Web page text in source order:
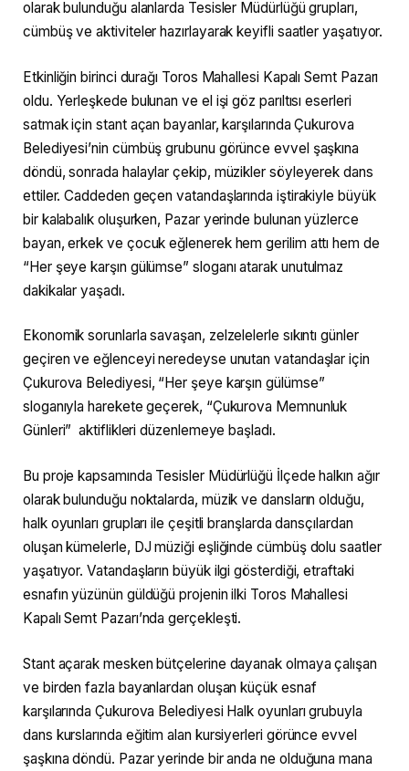
olarak bulunduğu alanlarda Tesisler Müdürlüğü grupları,
cümbüş ve aktiviteler hazırlayarak keyifli saatler yaşatıyor.
Etkinliğin birinci durağı Toros Mahallesi Kapalı Semt Pazarı
oldu. Yerleşkede bulunan ve el işi göz parıltısı eserleri
satmak için stant açan bayanlar, karşılarında Çukurova
Belediyesi’nin cümbüş grubunu görünce evvel şaşkına
döndü, sonrada halaylar çekip, müzikler söyleyerek dans
ettiler. Caddeden geçen vatandaşlarında iştirakiyle büyük
bir kalabalık oluşurken, Pazar yerinde bulunan yüzlerce
bayan, erkek ve çocuk eğlenerek hem gerilim attı hem de
“Her şeye karşın gülümse” sloganı atarak unutulmaz
dakikalar yaşadı.
Ekonomik sorunlarla savaşan, zelzelelerle sıkıntı günler
geçiren ve eğlenceyi neredeyse unutan vatandaşlar için
Çukurova Belediyesi, “Her şeye karşın gülümse”
sloganıyla harekete geçerek, “Çukurova Memnunluk
Günleri” aktiflikleri düzenlemeye başladı.
Bu proje kapsamında Tesisler Müdürlüğü İlçede halkın ağır
olarak bulunduğu noktalarda, müzik ve dansların olduğu,
halk oyunları grupları ile çeşitli branşlarda dansçılardan
oluşan kümelerle, DJ müziği eşliğinde cümbüş dolu saatler
yaşatıyor. Vatandaşların büyük ilgi gösterdiği, etraftaki
esnafın yüzünün güldüğü projenin ilki Toros Mahallesi
Kapalı Semt Pazarı’nda gerçekleşti.
Stant açarak mesken bütçelerine dayanak olmaya çalışan
ve birden fazla bayanlardan oluşan küçük esnaf
karşılarında Çukurova Belediyesi Halk oyunları grubuyla
dans kurslarında eğitim alan kursiyerleri görünce evvel
şaşkına döndü. Pazar yerinde bir anda ne olduğuna mana